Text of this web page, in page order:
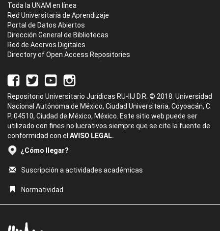
Toda la UNAM en línea
Red Universitaria de Aprendizaje
Portal de Datos Abiertos
Dirección General de Bibliotecas
Red de Acervos Digitales
Directory of Open Access Repositories
Repositorio Universitario Jurídicas RU-IIJ D.R. © 2018. Universidad
Nacional Autónoma de México, Ciudad Universitaria, Coyoacán, C.
P. 04510, Ciudad de México, México. Este sitio web puede ser
utilizado con fines no lucrativos siempre que se cite la fuente de
conformidad con el AVISO LEGAL.
¿Cómo llegar?
Suscripción a actividades académicas
Normatividad